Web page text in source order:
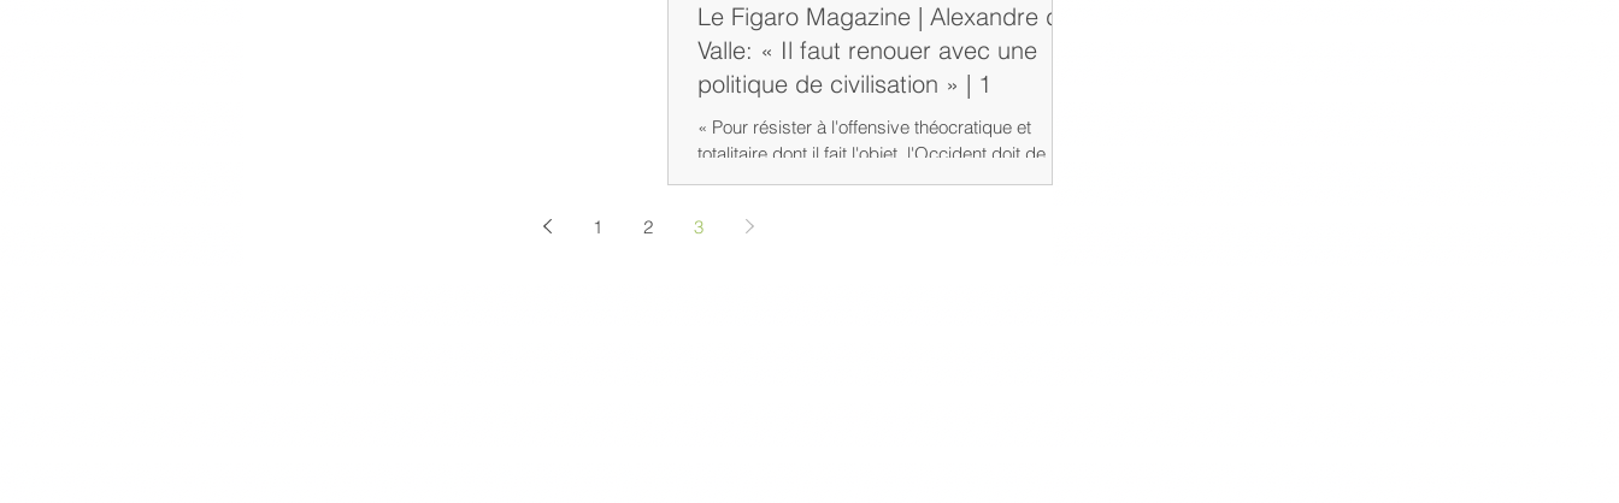
Le Figaro Magazine | Alexandre del
Valle: « Il faut renouer avec une
politique de civilisation » | 1
« Pour résister à l'offensive théocratique et
totalitaire dont il fait l'objet, l'Occident doit de
toute urgence redéfinir les menaces, et r
1 2 3